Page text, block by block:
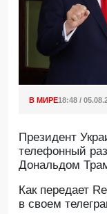
В МИРЕ18:48 /
Президент
телефонный
Дональдом
Как передает
в своем